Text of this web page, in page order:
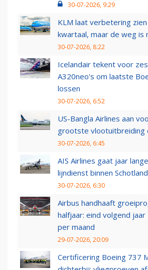
30-07-2026, 9:29
KLM laat verbetering
kwartaal, maar de weg is
30-07-2026, 8:22
Icelandair tekent voor
A320neo's om laatste
lossen
30-07-2026, 6:52
US-Bangla Airlines aan
grootste vlootuitbreiding
30-07-2026, 6:45
AIS Airlines gaat jaar
lijndienst binnen Schotland
30-07-2026, 6:30
Airbus handhaaft
halfjaar: eind volgend jaar
per maand
29-07-2026, 20:09
Certificering Boeing 737